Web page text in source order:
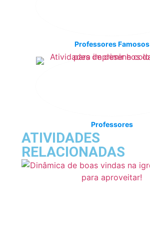
Professores Famosos
Professores
ATIVIDADES
RELACIONADAS